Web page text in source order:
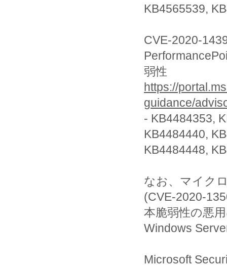
KB4565539,
CVE-2020-
弱性
https://
guidance/
- KB4484353,
KB4484440,
KB4484448,
なお、マイク
(CVE-2020-
本脆弱性の悪
Windows
Microsoft